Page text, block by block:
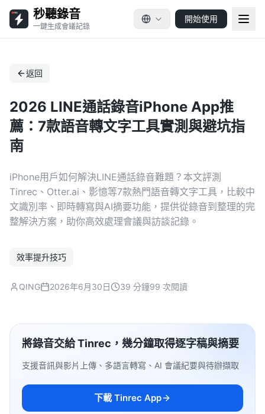
秒聽錄音
一鍵生成會議記錄
開始使用
返回
2026 LINE通話錄音iPhone App推
薦：7款語音轉文字工具實測與避坑指
南
iPhone用戶如何解決LINE通話錄音難題？本文評測
Tinrec、Otter.ai、影憶等7款熱門語音轉文字工具，比較中
文識別率、即時轉寫與AI摘要功能，提供從錄音到整理的完
整解決方案，助你高效處理會議與訪談記錄。
效率提升技巧
QING 2026年6月30日 39 分鐘99 次閱讀
將錄音交給 Tinrec，幾分鐘取得逐字稿與摘要
支援音訊與影片上傳、多語言轉寫、AI 會議紀要與待辦擷取
下載 Tinrec App